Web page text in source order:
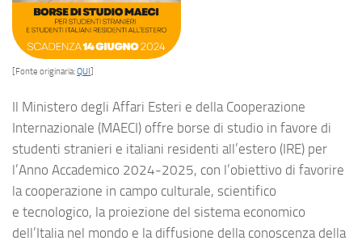
[Fonte originaria:QUI
Il Ministero degli Affari Esteri e della Cooperazione
Internazionale (MAECI) offre borse di studio in favore di
studenti stranieri e italiani residenti all’estero (IRE) per
l’Anno Accademico 2024-2025, con l’obiettivo di favorire
la cooperazione in campo culturale, scientifico
e tecnologico, la proiezione del sistema economico
dell’Italia nel mondo e la diffusione della conoscenza della